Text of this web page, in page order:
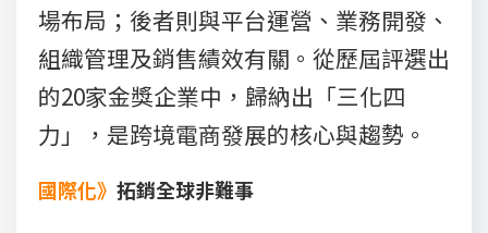
場布局；後者則與平台運營、業務開發、
組織管理及銷售績效有關。從歷屆評選出
的20家金獎企業中，歸納出「三化四
力」，是跨境電商發展的核心與趨勢。
國際化》 拓銷全球非難事